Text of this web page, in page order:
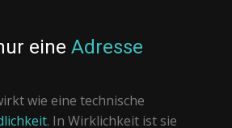
eine Adresse
wie eine technische
. In Wirklichkeit ist sie